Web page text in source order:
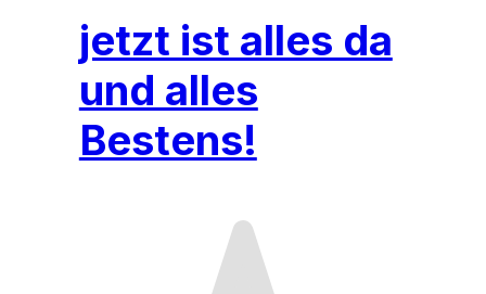
jetzt ist alles da
und alles
Bestens!